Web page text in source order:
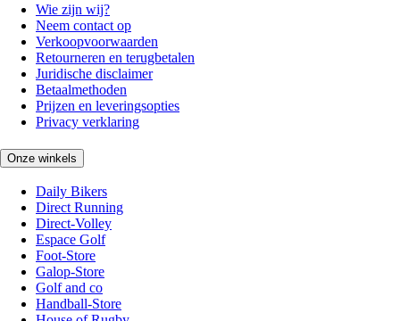
Wie zijn wij?
Neem contact op
Verkoopvoorwaarden
Retourneren en terugbetalen
Juridische disclaimer
Betaalmethoden
Prijzen en leveringsopties
Privacy verklaring
Onze winkels
Daily Bikers
Direct Running
Direct-Volley
Espace Golf
Foot-Store
Galop-Store
Golf and co
Handball-Store